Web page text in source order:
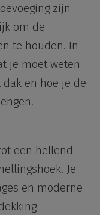
zijn
om de
te houden. In
je moet weten
en hoe je de
een hellend
. Je
en moderne